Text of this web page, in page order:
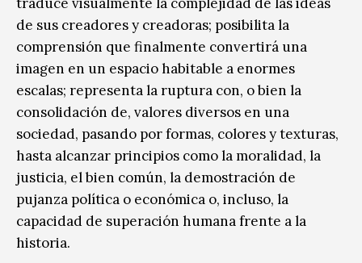
de sus creadores y creadoras; posibilita la
comprensión que finalmente convertirá una
imagen en un espacio habitable a enormes
escalas; representa la ruptura con, o bien la
consolidación de, valores diversos en una
sociedad, pasando por formas, colores y texturas,
hasta alcanzar principios como la moralidad, la
justicia, el bien común, la demostración de
pujanza política o económica o, incluso, la
capacidad de superación humana frente a la
historia.